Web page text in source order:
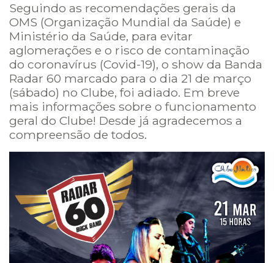
Seguindo as recomendações gerais da
OMS (Organização Mundial da Saúde) e
Ministério da Saúde, para evitar
aglomerações e o risco de contaminação
do coronavírus (Covid-19), o show da Banda
Radar 60 marcado para o dia 21 de março
(sábado) no Clube, foi adiado. Em breve
mais informações sobre o funcionamento
geral do Clube! Desde já agradecemos a
compreensão de todos.